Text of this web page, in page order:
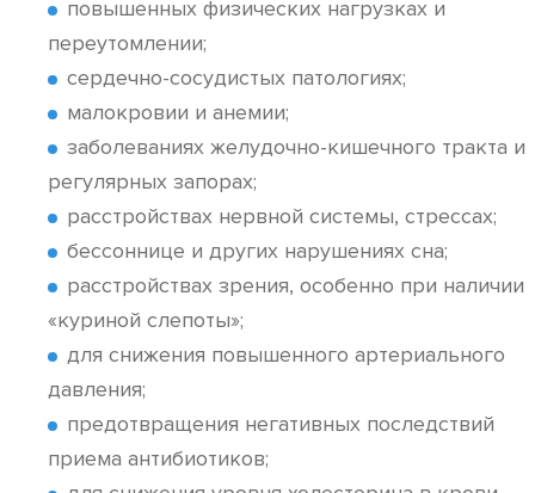
повышенных физических нагрузках и
переутомлении;
сердечно-сосудистых патологиях;
малокровии и анемии;
заболеваниях желудочно-кишечного тракта и
регулярных запорах;
расстройствах нервной системы, стрессах;
бессоннице и других нарушениях сна;
расстройствах зрения, особенно при наличии
«куриной слепоты»;
для снижения повышенного артериального
давления;
предотвращения негативных последствий
приема антибиотиков;